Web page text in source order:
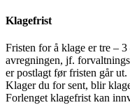
Klagefrist
Fristen for å klage er tre –
avregningen, jf.
er postlagt før fristen går ut.
Klager du for sent, blir
Forlenget klagefrist kan